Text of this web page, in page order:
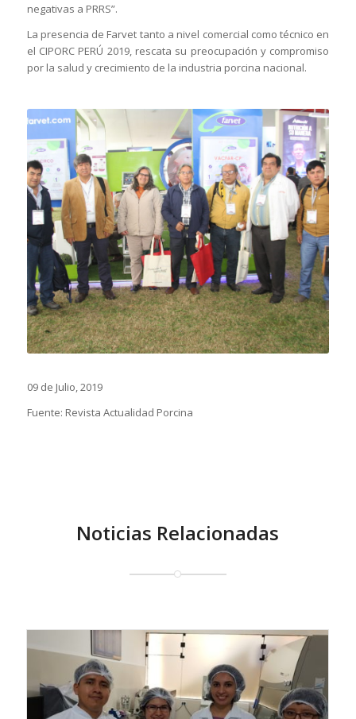
negativas a PRRS”.
La presencia de Farvet tanto a nivel comercial como técnico en
el CIPORC PERÚ 2019, rescata su preocupación y compromiso
por la salud y crecimiento de la industria porcina nacional.
09 de Julio, 2019
Fuente: Revista Actualidad Porcina
Noticias Relacionadas